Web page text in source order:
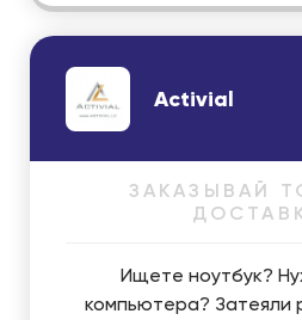
Activial
ЗАКАЗЫВАЙ
Ищете ноутбук?
компьютера? Затеяли